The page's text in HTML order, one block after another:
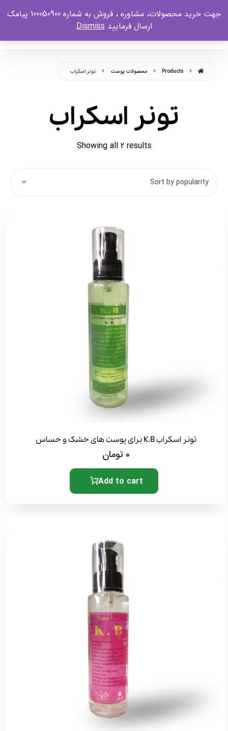
Products محصولات پوست تونر اسکراب
تونر اسکراب
Showing all 2 results
تونر اسکراب K.B برای پوست های خشک و حساس
0 تومان
Add to cart
جهت خرید محصولات، مشاوره ، فروش به شماره 100050900 پیامک
ارسال فرماییدDismiss